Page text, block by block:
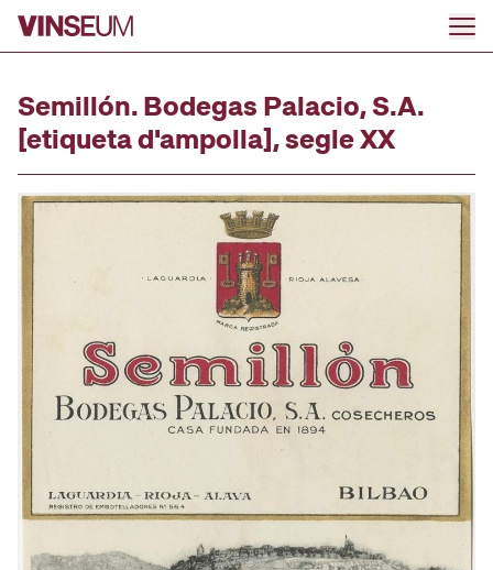
Anar al contingut
Semillón. Bodegas Palacio, S.A.
[etiqueta d'ampolla], segle XX